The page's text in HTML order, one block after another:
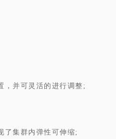
，并可灵活的进行调整;
了集群内弹性可伸缩;